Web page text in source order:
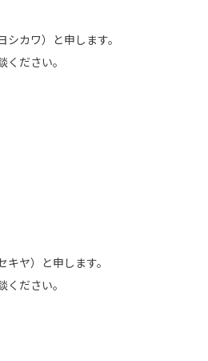
カワ）と申します。
ださい。
ヤ）と申します。
ださい。